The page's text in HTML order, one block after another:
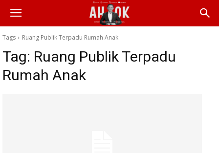
Tags Ruang Publik Terpadu Rumah Anak
Tag: Ruang Publik Terpadu
Rumah Anak